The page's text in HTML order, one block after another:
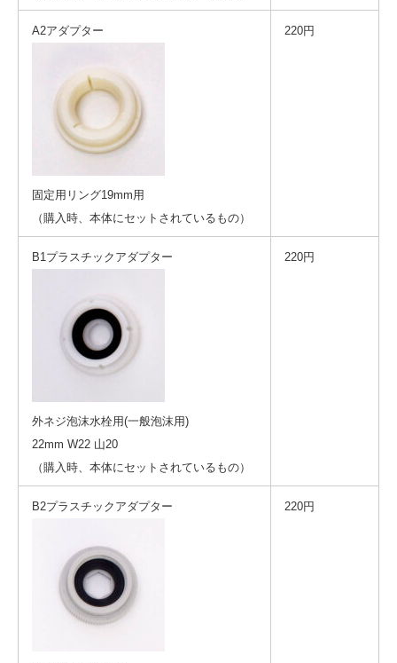
A2アダプター
固定用リング19mm用
（購入時、本体にセットされているもの）
220円
B1プラスチックアダプター
外ネジ泡沫水栓用(一般泡沫用)
22mm W22 山20
（購入時、本体にセットされているもの）
220円
B2プラスチックアダプター 220円